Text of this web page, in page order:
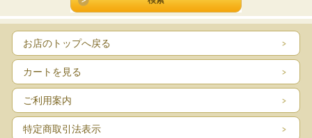
お店のトップへ戻る
カートを見る
ご利用案内
特定商取引法表示